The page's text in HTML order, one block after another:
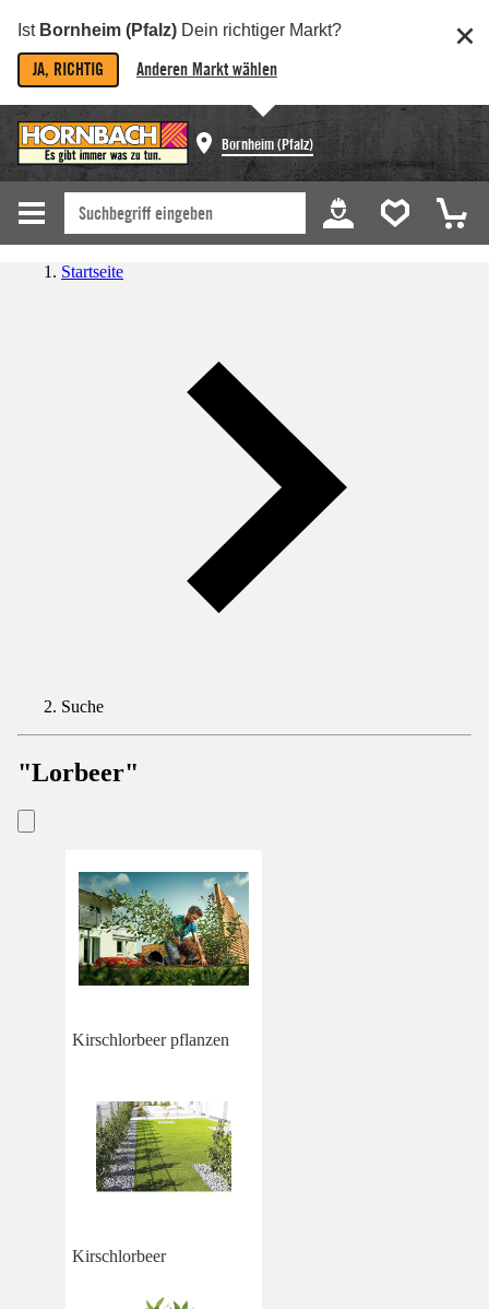
Ist Bornheim (Pfalz) Dein richtiger Markt?
JA, RICHTIG Anderen Markt wählen
Bornheim (Pfalz)
Startseite
Suche
"Lorbeer"
Kirschlorbeer pflanzen
Kirschlorbeer